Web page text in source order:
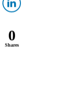
0
Shares